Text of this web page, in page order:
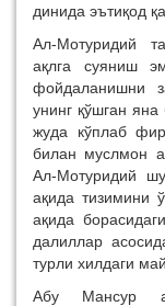
динида эътиқод
Ал-Мотуридий
ақлга суяниш
фойдаланишни
унинг қўшган
жуда кўплаб
билан муслмон
Ал-Мотуридий
ақида тизимини
ақида
далиллар
турли хилдаги
Абу Мансур